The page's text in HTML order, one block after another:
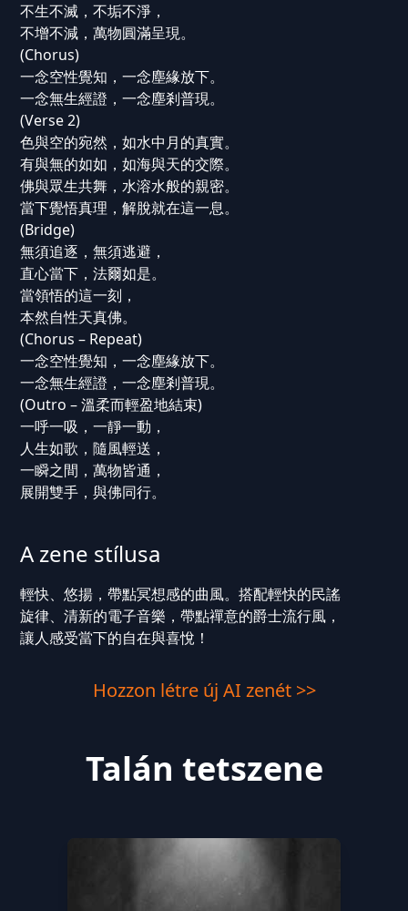
不生不滅，不垢不淨，
不增不減，萬物圓滿呈現。
(Chorus)
一念空性覺知，一念塵緣放下。
一念無生經證，一念塵剎普現。
(Verse 2)
色與空的宛然，如水中月的真實。
有與無的如如，如海與天的交際。
佛與眾生共舞，水溶水般的親密。
當下覺悟真理，解脫就在這一息。
(Bridge)
無須追逐，無須逃避，
直心當下，法爾如是。
當領悟的這一刻，
本然自性天真佛。
(Chorus – Repeat)
一念空性覺知，一念塵緣放下。
一念無生經證，一念塵剎普現。
(Outro – 溫柔而輕盈地結束)
一呼一吸，一靜一動，
人生如歌，隨風輕送，
一瞬之間，萬物皆通，
展開雙手，與佛同行。
A zene stílusa
輕快、悠揚，帶點冥想感的曲風。搭配輕快的民謠
旋律、清新的電子音樂，帶點禪意的爵士流行風，
讓人感受當下的自在與喜悅！
Hozzon létre új AI zenét >>
Talán tetszene